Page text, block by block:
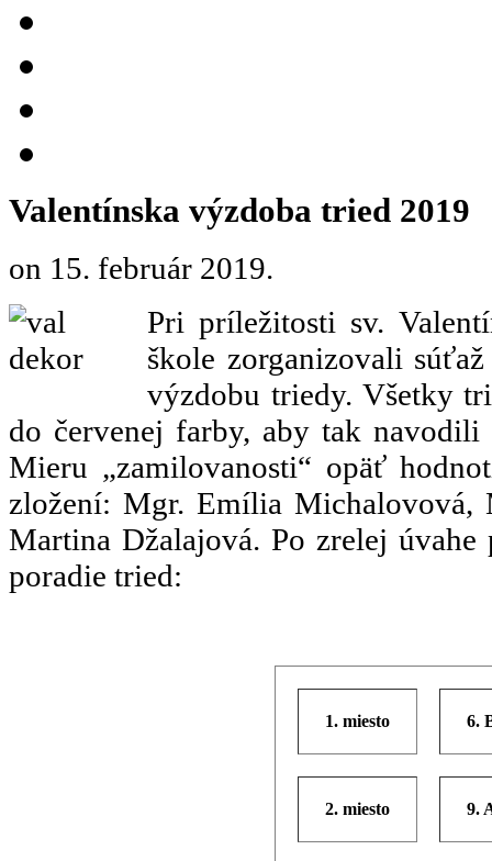
Valentínska výzdoba tried 2019
on 15. február 2019.
Pri príležitosti sv.
škole zorganizovali
výzdobu triedy. Všetky
do červenej farby, aby tak navodili
Mieru „zamilovanosti“ opäť
zložení: Mgr. Emília Michalovová,
Martina Džalajová. Po zrelej úvahe
poradie tried:
1. miesto 6.
2. miesto 9.